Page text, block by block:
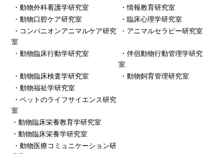
・動物外科看護学研究室
・情報教育研究室
・動物口腔ケア研究室
・臨床心理学研究室
・コンパニオンアニマルケア研究
室
・アニマルセラピー研究室
・動物臨床行動学研究室
・伴侶動物行動管理学研究
室
・動物臨床検査学研究室
・動物飼育管理研究室
・動物福祉学研究室
・ペットのライフサイエンス研究
室
・動物臨床栄養教育学研究室
・動物臨床栄養学研究室
・動物医療コミュニケーション研